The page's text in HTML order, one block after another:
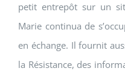
petit entrepôt sur un
Marie continua de
en échange. Il fournit
la Résistance, des